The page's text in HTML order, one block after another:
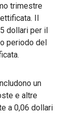
trimestre
Il
dollari per il
periodo del
un
e altre
a 0,06 dollari